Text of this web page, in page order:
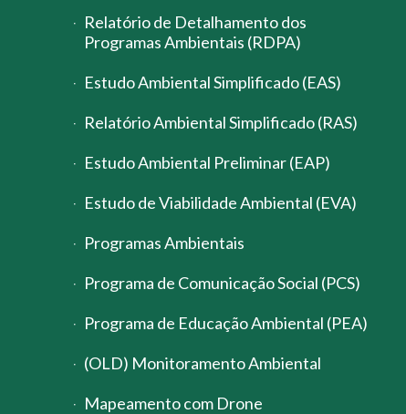
Relatório de Detalhamento dos
Programas Ambientais (RDPA)
Estudo Ambiental Simplificado (EAS)
Relatório Ambiental Simplificado (RAS)
Estudo Ambiental Preliminar (EAP)
Estudo de Viabilidade Ambiental (EVA)
Programas Ambientais
Programa de Comunicação Social (PCS)
Programa de Educação Ambiental (PEA)
(OLD) Monitoramento Ambiental
Mapeamento com Drone